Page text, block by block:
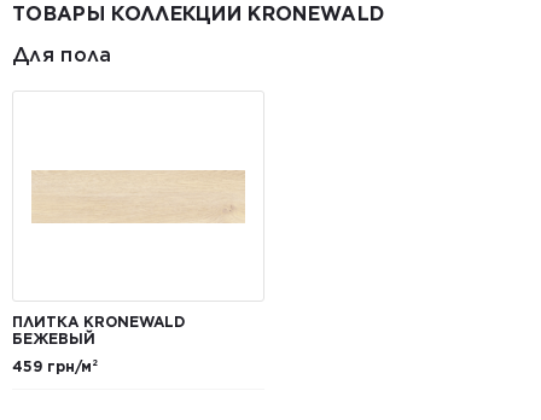
ТОВАРЫ КОЛЛЕКЦИИ KRONEWALD
Для пола
ПЛИТКА KRONEWALD
БЕЖЕВЫЙ
459 грн/м²